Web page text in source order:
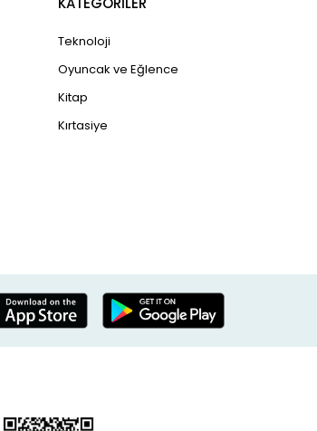
Teknoloji
Oyuncak ve Eğlence
Kitap
Kırtasiye